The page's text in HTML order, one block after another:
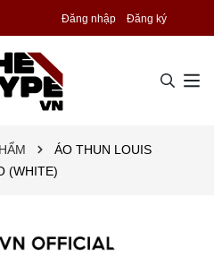
Đăng nhập Đăng ký
ÁO THUN LOUIS
(WHITE)